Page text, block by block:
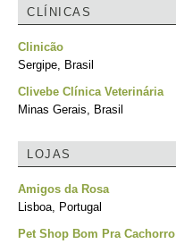
CLÍNICAS
Clinicão
Sergipe, Brasil
Clivebe Clínica Veterinária
Minas Gerais, Brasil
LOJAS
Amigos da Rosa
Lisboa, Portugal
Pet Shop Bom Pra Cachorro